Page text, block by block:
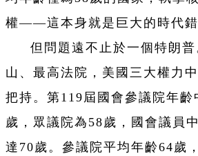
權——這本身就是巨大的時代錯
但問題遠不止於一個特朗
山、最高法院，美國三大權力
把持。第119屆國會參議院年齡
歲，眾議院為58歲，國會議員
達70歲。參議院平均年齡64歲